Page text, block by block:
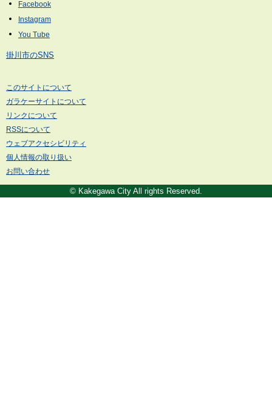
掛川市のSNS
このサイトについて
ガラケーサイトについて
リンクについて
RSSについて
ウェブアクセシビリティ
個人情報の取り扱い
お問い合わせ
© Kakegawa City All rights Reserved.